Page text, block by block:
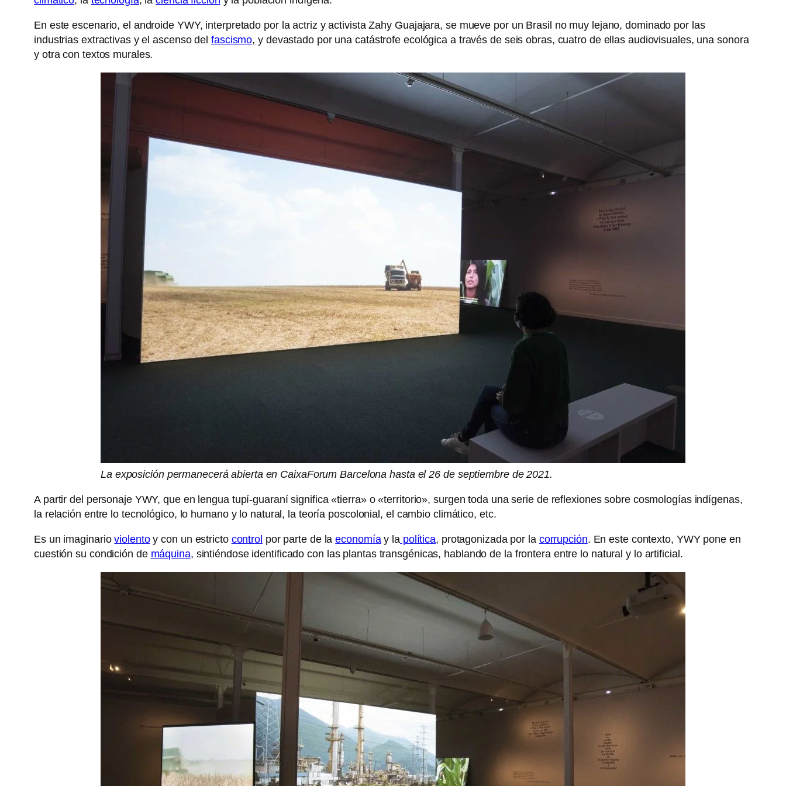
En este escenario, el androide YWY, interpretado por la actriz y activista Zahy Guajajara, se mueve por un Brasil no muy lejano, dominado por las
industrias extractivas y el ascenso del fascismo, y devastado por una catástrofe ecológica a través de seis obras, cuatro de ellas audiovisuales, una sonora
y otra con textos murales.
La exposición permanecerá abierta en CaixaForum Barcelona hasta el 26 de septiembre de 2021.
A partir del personaje YWY, que en lengua tupí-guaraní significa «tierra» o «territorio», surgen toda una serie de reflexiones sobre cosmologías indígenas,
la relación entre lo tecnológico, lo humano y lo natural, la teoría poscolonial, el cambio climático, etc.
Es un imaginarioviolentoy con un estricto control por parte de laeconomíay lapolítica, protagonizada por la corrupción. En este contexto, YWY pone en
cuestión su condición de máquina, sintiéndose identificado con las plantas transgénicas, hablando de la frontera entre lo natural y lo artificial.